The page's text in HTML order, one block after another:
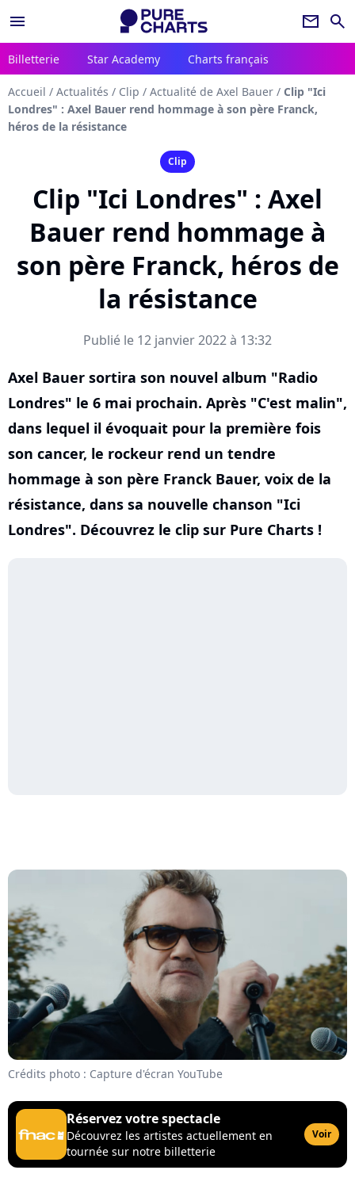
menu newsletter search
Billetterie Star Academy Charts français
Accueil / Actualités / Clip / Actualité de Axel Bauer / Clip "Ici
Londres" : Axel Bauer rend hommage à son père Franck,
héros de la résistance
Clip
Clip "Ici Londres" : Axel
Bauer rend hommage à
son père Franck, héros de
la résistance
Publié le 12 janvier 2022 à 13:32
Axel Bauer sortira son nouvel album "Radio
Londres" le 6 mai prochain. Après "C'est malin",
dans lequel il évoquait pour la première fois
son cancer, le rockeur rend un tendre
hommage à son père Franck Bauer, voix de la
résistance, dans sa nouvelle chanson "Ici
Londres". Découvrez le clip sur Pure Charts !
Crédits photo : Capture d'écran YouTube
Réservez votre spectacle
Découvrez les artistes actuellement en
tournée sur notre billetterie
Voir